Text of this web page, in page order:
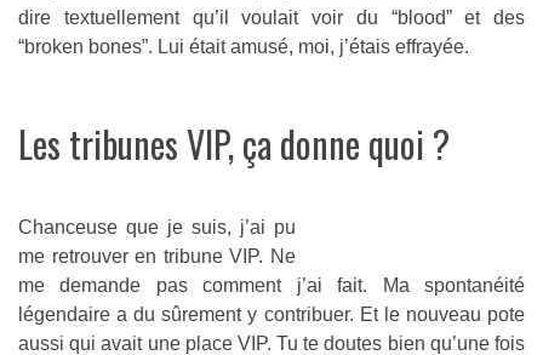
dire textuellement qu’il voulait voir du “blood” et des
“broken bones”. Lui était amusé, moi, j’étais effrayée.
Les tribunes VIP, ça donne quoi ?
Chanceuse que je suis, j’ai pu
me retrouver en tribune VIP. Ne
me demande pas comment j’ai fait. Ma spontanéité
légendaire a du sûrement y contribuer. Et le nouveau pote
aussi qui avait une place VIP. Tu te doutes bien qu’une fois